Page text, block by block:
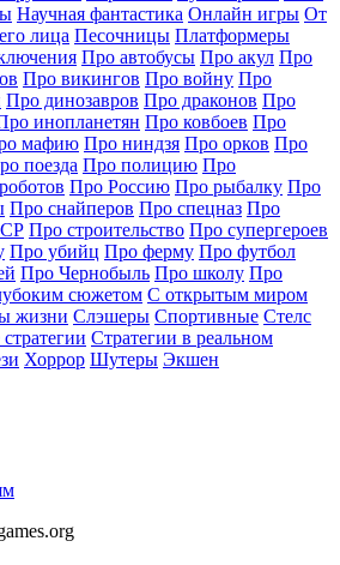
Научная фантастика Онлайн игры От
лица Песочницы Платформеры
Про автобусы Про акул Про
Про викингов Про войну Про
Про динозавров Про драконов Про
инопланетян Про ковбоев Про
мафию Про ниндзя Про орков Про
поезда Про полицию Про
Про Россию Про рыбалку Про
Про снайперов Про спецназ Про
Про строительство Про супергероев
Про убийц Про ферму Про футбол
Про Чернобыль Про школу Про
сюжетом С открытым миром
жизни Слэшеры Спортивные Стелс
Стратегии в реальном
Хоррор Шутеры Экшен